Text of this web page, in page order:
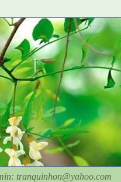
tranquinhon@yahoo.com